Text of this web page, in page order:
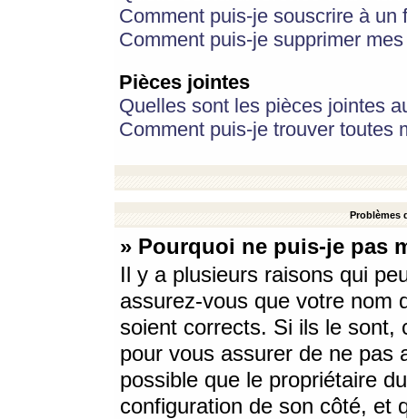
Comment puis-je souscrire à
Comment puis-je supprimer
Pièces jointes
Quelles sont les pièces jointes
Comment puis-je trouver toutes
Problèmes
» Pourquoi ne puis-je pas
Il y a plusieurs raisons qui
assurez-vous que votre nom
soient corrects. Si ils le sont,
pour vous assurer de ne pas
possible que le propriétaire
configuration de son côté, et